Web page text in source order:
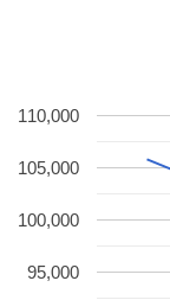
95,000
100,000
105,000
110,000